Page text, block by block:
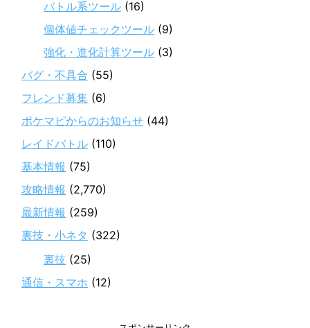
バトル系ツール (16)
個体値チェックツール (9)
強化・進化計算ツール (3)
バグ・不具合 (55)
フレンド募集 (6)
ポケマピからのお知らせ (44)
レイドバトル (110)
基本情報 (75)
攻略情報 (2,770)
最新情報 (259)
裏技・小ネタ (322)
裏技 (25)
通信・スマホ (12)